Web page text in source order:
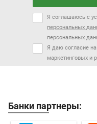
Я соглашаюсь с
персональных
персональных
Я даю согласие
маркетинговых и
Банки партнеры: